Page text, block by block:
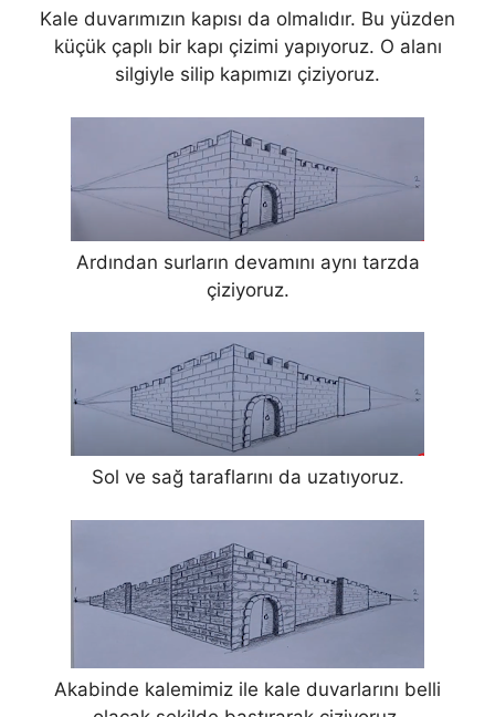
Kale duvarımızın kapısı da olmalıdır. Bu yüzden
küçük çaplı bir kapı çizimi yapıyoruz. O alanı
silgiyle silip kapımızı çiziyoruz.
Ardından surların devamını aynı tarzda
çiziyoruz.
Sol ve sağ taraflarını da uzatıyoruz.
Akabinde kalemimiz ile kale duvarlarını belli